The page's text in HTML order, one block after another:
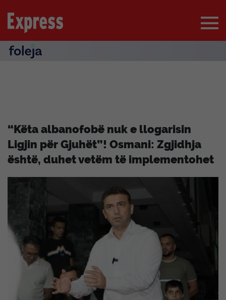
“Këta albanofobë nuk e llogarisin
Ligjin për Gjuhët”! Osmani: Zgjidhja
është, duhet vetëm të implementohet